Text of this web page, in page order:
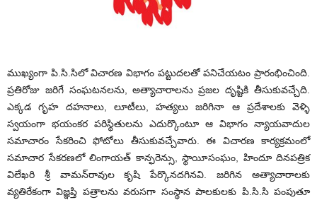
ముఖ్యంగా పి.సి.సిలో విచారణ విభాగం పట్టుదలతో పనిచేయటం ప్రారంభించింది.
ప్రతిరోజు జరిగే సంఘటనలను, అత్యాచారాలను ప్రజల దృష్టికి తీసుకువచ్చేది.
ఎక్కడ గృహ దహనాలు, లూటీలు, హత్యలు జరిగినా ఆ ప్రదేశాలకు వెళ్ళి
స్వయంగా భయంకర పరిస్థితులను ఎదుర్కొంటూ ఆ విభాగం న్యాయవాదుల
సమాచారం సేకరించి ఫోటోలు తీసుకువచ్చేవారు. ఈ విచారణ కార్యక్రమంలో
సమాచార సేకరణలో లింగాయత్ కాన్ఫరెన్సు, స్థాయీసంఘం, హిందూ దినపత్రిక
విలేఖరి శ్రీ వామన్‌రావుల కృషి పేర్కొనదగినవి. జరిగిన అత్యాచారాలకు
వ్యతిరేకంగా విజ్ఞప్తి పత్రాలను వరుసగా సంస్థాన పాలకులకు పి.సి.సి పంపుతూ